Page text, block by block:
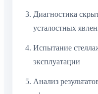
Диагностика
усталостных
Испытание
эксплуатации
Анализ